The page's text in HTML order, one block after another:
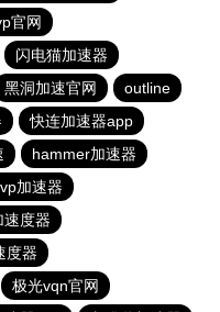
官网
闪电猫加速器
黑洞加速官网
outline
快连加速器app
hammer加速器
加速器
速度器
度器
极光vqn官网